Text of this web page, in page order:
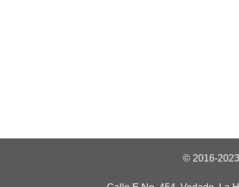
© 2016-